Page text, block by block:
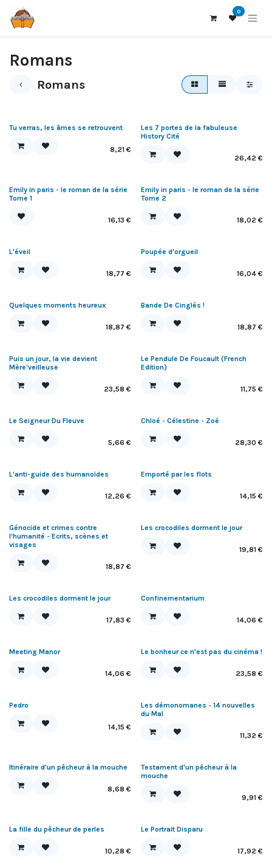
0
Romans
Romans
Tu verras, les âmes se retrouvent
8,21€
Les 7 portes de la fabuleuse
History Cité
26,42 €
Fin de série
Emily in paris - le roman de la série
Tome 1
16,13 €
Emily in paris - le roman de la série
Tome 2
18,02 €
L'éveil
18,77 €
Poupée d'orgueil
16,04€
Quelques moments heureux
18,87 €
Bande De Cinglés !
18,87 €
Puis un jour, la vie devient
Mère'veilleuse
23,58 €
Le Pendule De Foucault (French
Edition)
11,75 €
Le Seigneur Du Fleuve
5,66 €
Chloé - Célestine - Zoé
28,30 €
L'anti-guide des humanoïdes
12,26 €
Emporté par les flots
14,15 €
Génocide et crimes contre
l'humanité - Ecrits, scènes et
visages
18,87 €
Les crocodiles dorment le jour
19,81€
Les crocodiles dorment le jour
17,83 €
Confinementarium
14,06 €
Meeting Manor
14,06 €
Le bonheur ce n'est pas du cinéma !
23,58 €
Pedro
14,15 €
Les démonomanes - 14 nouvelles
du Mal
11,32 €
Itinéraire d'un pêcheur à la mouche
8,68 €
Testament d'un pêcheur à la
mouche
9,91€
La fille du pêcheur de perles
10,28 €
Le Portrait Disparu
17,92 €